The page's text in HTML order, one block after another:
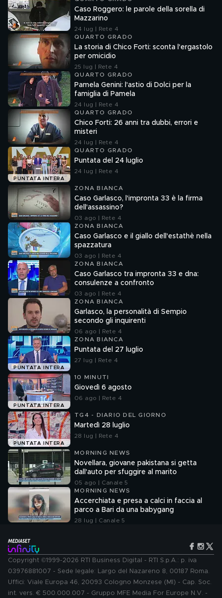
Caso Roggero: le parole della sorella di
Mazzarino
24 lug | Rete 4
QUARTO GRADO
La storia di Chico Forti: sconta l'ergastolo
per omicidio
25 lug | Rete 4
QUARTO GRADO
Pamela Genini: l'astio di Dolci per la
famiglia di Pamela
24 lug | Rete 4
QUARTO GRADO
Chico Forti: 26 anni tra dubbi, errori e
misteri
24 lug | Rete 4
PUNTATA INTERA
QUARTO GRADO
Puntata del 24 luglio
24 lug | Rete 4
ZONA BIANCA
Caso Garlasco, l'impronta 33 è la firma
dell'assassino?
03 ago | Rete 4
ZONA BIANCA
Caso Garlasco e il giallo dell'estathè nella
spazzatura
03 ago | Rete 4
ZONA BIANCA
Caso Garlasco tra impronta 33 e dna:
consulenze a confronto
03 ago | Rete 4
ZONA BIANCA
Garlasco, la personalità di Sempio
secondo gli inquirenti
06 ago | Rete 4
PUNTATA INTERA
ZONA BIANCA
Puntata del 27 luglio
27 lug | Rete 4
PUNTATA INTERA
10 MINUTI
Giovedì 6 agosto
06 ago | Rete 4
PUNTATA INTERA
TG4 - DIARIO DEL GIORNO
Martedì 28 luglio
28 lug | Rete 4
MORNING NEWS
Novellara, giovane pakistana si getta
dall'auto per sfuggire al marito
05 ago | Canale 5
MORNING NEWS
Accerchiata e presa a calci in faccia al
parco a Bari da una babygang
28 lug | Canale 5
Copyright ©1999-2026 RTI Business Digital - RTI S.p.A.: p. iva
03976881007 - Sede legale: Largo del Nazareno 8, 00187 Roma.
Uffici: Viale Europa 46, 20093 Cologno Monzese (MI) - Cap. Soc.
int. vers. € 500.000.007 - Gruppo MFE Media For Europe N.V. -